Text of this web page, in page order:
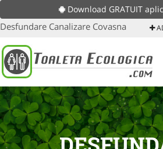
Download GRATUIT
Desfundare Canalizare Covasna